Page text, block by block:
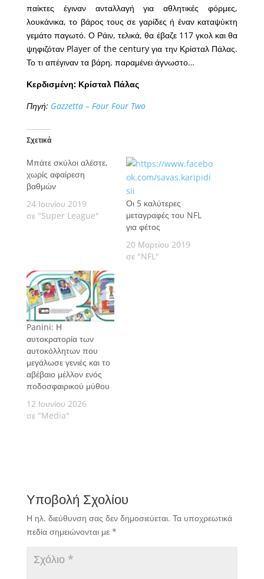
παίκτες έγιναν ανταλλαγή για αθλητικές φόρμες,
λουκάνικα, το βάρος τους σε γαρίδες ή έναν καταψύκτη
γεμάτο παγωτό. Ο Ράιν, τελικά, θα έβαζε 117 γκολ και θα
ψηφιζόταν Player of the century για την Κρίσταλ Πάλας.
Το τι απέγιναν τα βάρη, παραμένει άγνωστο…
Κερδισμένη: Κρίσταλ Πάλας
Πηγή: Gazzetta – Four Four Two
Σχετικά
Μπάτε σκύλοι αλέστε,
χωρίς αφαίρεση
βαθμών
24 Ιουνίου 2019
σε "Super League"
Οι 5 καλύτερες
μεταγραφές του NFL
για φέτος
20 Μαρτίου 2019
σε "NFL"
Panini: Η
αυτοκρατορία των
αυτοκόλλητων που
μεγάλωσε γενιές και το
αβέβαιο μέλλον ενός
ποδοσφαιρικού μύθου
12 Ιουνίου 2026
σε "Media"
Υποβολή Σχολίου
Η ηλ. διεύθυνση σας δεν δημοσιεύεται. Τα υποχρεωτικά
πεδία σημειώνονται με *